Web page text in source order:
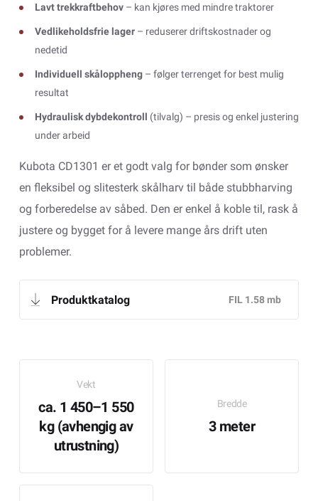
Lavt trekkraftbehov– kan kjøres med mindre traktorer
Vedlikeholdsfrie lager– reduserer driftskostnader og
nedetid
Individuell skåloppheng– følger terrenget for best mulig
resultat
Hydraulisk dybdekontroll (tilvalg) – presis og enkel justering
under arbeid
Kubota CD1301 er et godt valg for bønder som ønsker
en fleksibel og slitesterk skålharv til både stubbharving
og forberedelse av såbed. Den er enkel å koble til, rask å
justere og bygget for å levere mange års drift uten
problemer.
Produktkatalog
Vekt
ca. 1 450–1 550
kg (avhengig av
utrustning)
Bredde
3 meter